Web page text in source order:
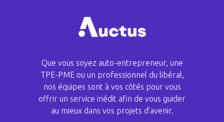
Que vous soyez auto-entrepreneur, une
TPE-PME ou un professionnel du libéral,
nos équipes sont à vos côtés pour vous
offrir un service inédit afin de vous guider
au mieux dans vos projets d’avenir.